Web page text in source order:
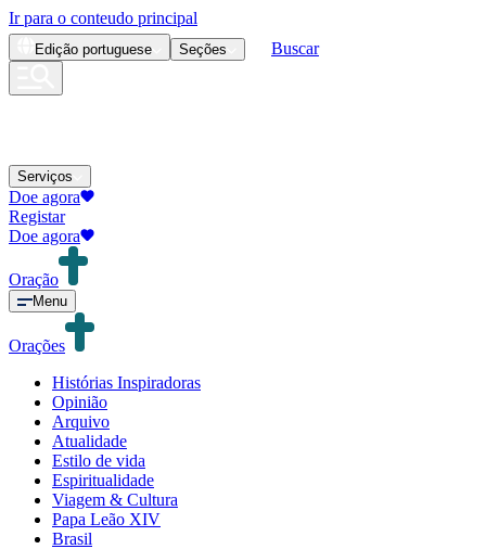
Ir para o conteudo principal
Edição portuguese Seções Buscar
Serviços
Doe agora
Registar
Doe agora
Oração
Menu
Orações
Histórias Inspiradoras
Opinião
Arquivo
Atualidade
Estilo de vida
Espiritualidade
Viagem & Cultura
Papa Leão XIV
Brasil